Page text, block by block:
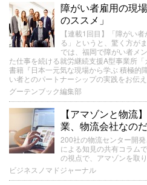
障がい者雇用の現
のススメ」
【連載1回目】「障がい
る」というと、驚く方が
では、福岡で障がい者メ
た仕事を続ける就労継続支援A型事業所
書籍『日本一元気な現場から学ぶ 積極的
い者とのパートナーシップの実践をお伝え
グーテンブック編集部
【アマゾンと物流
業、物流会社なのだ
200社の物流センター開
による知見の共有コラム
の視点で、アマゾンを取り
ビジネスノマドジャーナル